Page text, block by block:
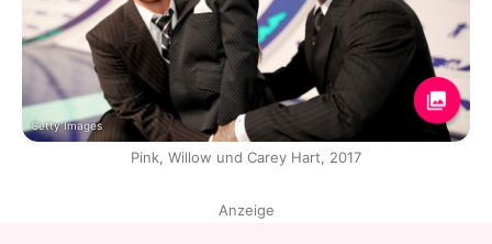
Getty Images
Pink, Willow und Carey Hart, 2017
Anzeige